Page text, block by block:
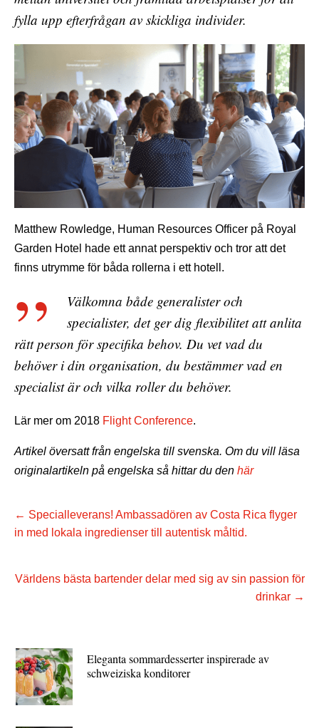
fylla upp efterfrågan av skickliga individer.
Matthew Rowledge, Human Resources Officer på Royal
Garden Hotel hade ett annat perspektiv och tror att det
finns utrymme för båda rollerna i ett hotell.
Välkomna både generalister och
specialister, det ger dig flexibilitet att anlita
rätt person för specifika behov. Du vet vad du
behöver i din organisation, du bestämmer vad en
specialist är och vilka roller du behöver.
Lär mer om 2018 Flight Conference.
Artikel översatt från engelska till svenska. Om du vill läsa
originalartikeln på engelska så hittar du den här
← Specialleverans! Ambassadören av Costa Rica flyger
in med lokala ingredienser till autentisk måltid.
Världens bästa bartender delar med sig av sin passion för
drinkar →
Eleganta sommardesserter inspirerade av
schweiziska konditorer